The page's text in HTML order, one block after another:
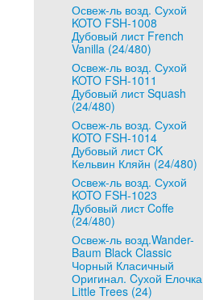
Освеж-ль возд. Сухой
KOTO FSH-1008
Дубовый лист French
Vanilla (24/480)
Освеж-ль возд. Сухой
KOTO FSH-1011
Дубовый лист Squash
(24/480)
Освеж-ль возд. Сухой
KOTO FSH-1014
Дубовый лист CK
Кельвин Кляйн (24/480)
Освеж-ль возд. Сухой
KOTO FSH-1023
Дубовый лист Coffe
(24/480)
Освеж-ль возд.Wander-
Baum Black Classic
Чорный Класичный
Оригинал. Cухой Елочка
Little Trees (24)